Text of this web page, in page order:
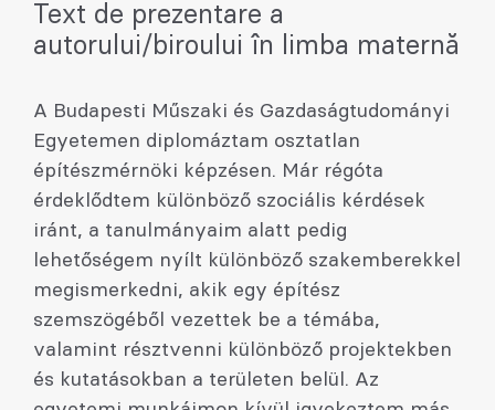
Text de prezentare a
autorului/biroului în limba maternă
A Budapesti Műszaki és Gazdaságtudományi
Egyetemen diplomáztam osztatlan
építészmérnöki képzésen. Már régóta
érdeklődtem különböző szociális kérdések
iránt, a tanulmányaim alatt pedig
lehetőségem nyílt különböző szakemberekkel
megismerkedni, akik egy építész
szemszögéből vezettek be a témába,
valamint résztvenni különböző projektekben
és kutatásokban a területen belül. Az